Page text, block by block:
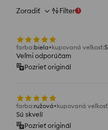
Zoradiť Filter 1
farba:biela kupovaná veľkosť:S
Veľmi odporúčam
Pozrieť originál
farba:ružová kupovaná veľkosť
Sú skvelí
Pozrieť originál